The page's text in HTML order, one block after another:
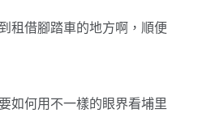
租借腳踏車的地方啊，順便
如何用不一樣的眼界看埔里